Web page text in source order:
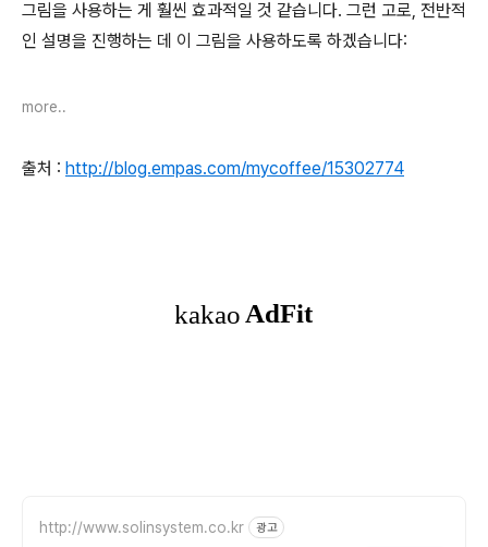
그림을 사용하는 게 훨씬 효과적일 것 같습니다. 그런 고로, 전반적
인 설명을 진행하는 데 이 그림을 사용하도록 하겠습니다:
more..
출처 : http://blog.empas.com/mycoffee/15302774
http://www.solinsystem.co.kr 광고